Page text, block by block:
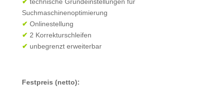
Suchmaschinenoptimierung
✔ Onlinestellung
✔ 2 Korrekturschleifen
✔ unbegrenzt erweiterbar
Festpreis (netto):